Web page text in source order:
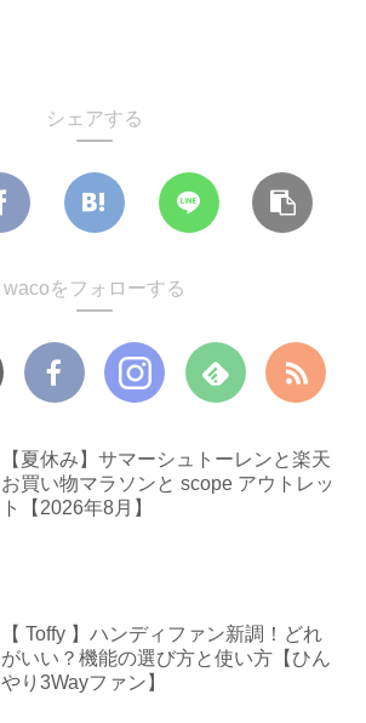
シェアする
wacoをフォローする
【夏休み】サマーシュトーレンと楽天
お買い物マラソンと scope アウトレッ
ト【2026年8月】
【 Toffy 】ハンディファン新調！どれ
がいい？機能の選び方と使い方【ひん
やり3Wayファン】